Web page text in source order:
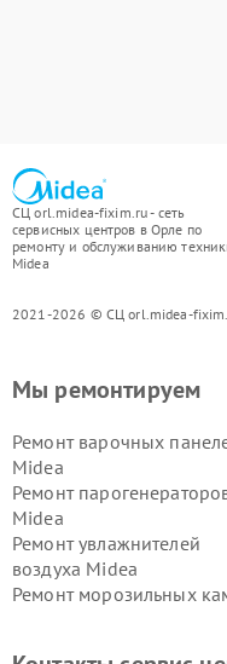
СЦ orl.midea-fixim.ru - сеть
сервисных центров в Орле по
ремонту и обслуживанию
Midea
2021-2026 © СЦ orl.midea-
Мы ремонтируем
Ремонт варочных
Midea
Ремонт
Midea
Ремонт увлажнителей
воздуха Midea
Ремонт морозильных